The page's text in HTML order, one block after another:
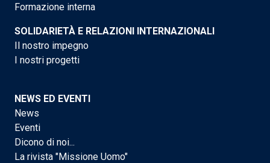
Formazione interna
SOLIDARIETÀ E RELAZIONI INTERNAZIONALI
Il nostro impegno
I nostri progetti
NEWS ED EVENTI
News
Eventi
Dicono di noi...
La rivista "Missione Uomo"